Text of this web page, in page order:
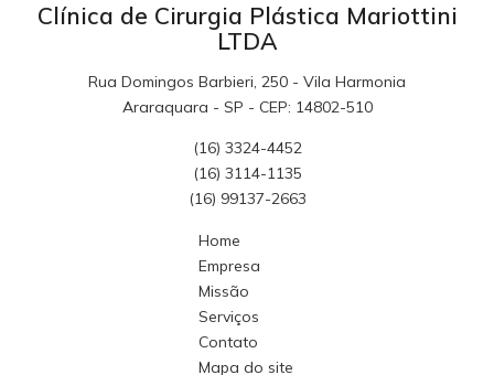
Clínica de Cirurgia Plástica Mariottini
LTDA
Rua Domingos Barbieri, 250 - Vila Harmonia
Araraquara - SP - CEP: 14802-510
(16) 3324-4452
(16) 3114-1135
(16) 99137-2663
Home
Empresa
Missão
Serviços
Contato
Mapa do site